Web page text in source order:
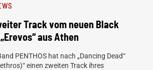
Track vom neuen Black
aus Athen
PENTHOS hat nach „Dancing Dead“
einen zweiten Track ihres